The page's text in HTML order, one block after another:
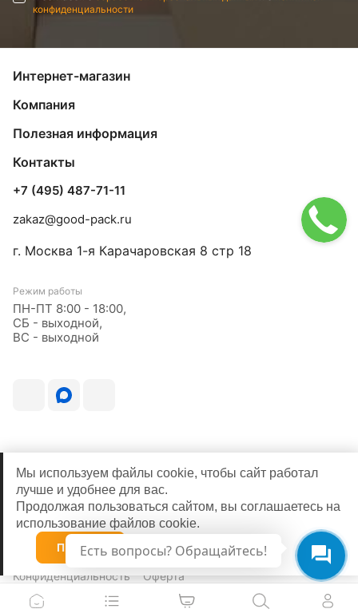
конфиденциальности
Интернет-магазин
Компания
Полезная информация
Контакты
+7 (495) 487-71-11
zakaz@good-pack.ru
г. Москва 1-я Карачаровская 8 стр 18
Режим работы
ПН-ПТ 8:00 - 18:00,
СБ - выходной,
ВС - выходной
© 2026
Конфиденциальность Оферта
Есть вопросы? Обращайтесь!
Мы используем файлы cookie, чтобы сайт работал
лучше и удобнее для вас.
Продолжая пользоваться сайтом, вы соглашаетесь на
использование файлов cookie.
Принять